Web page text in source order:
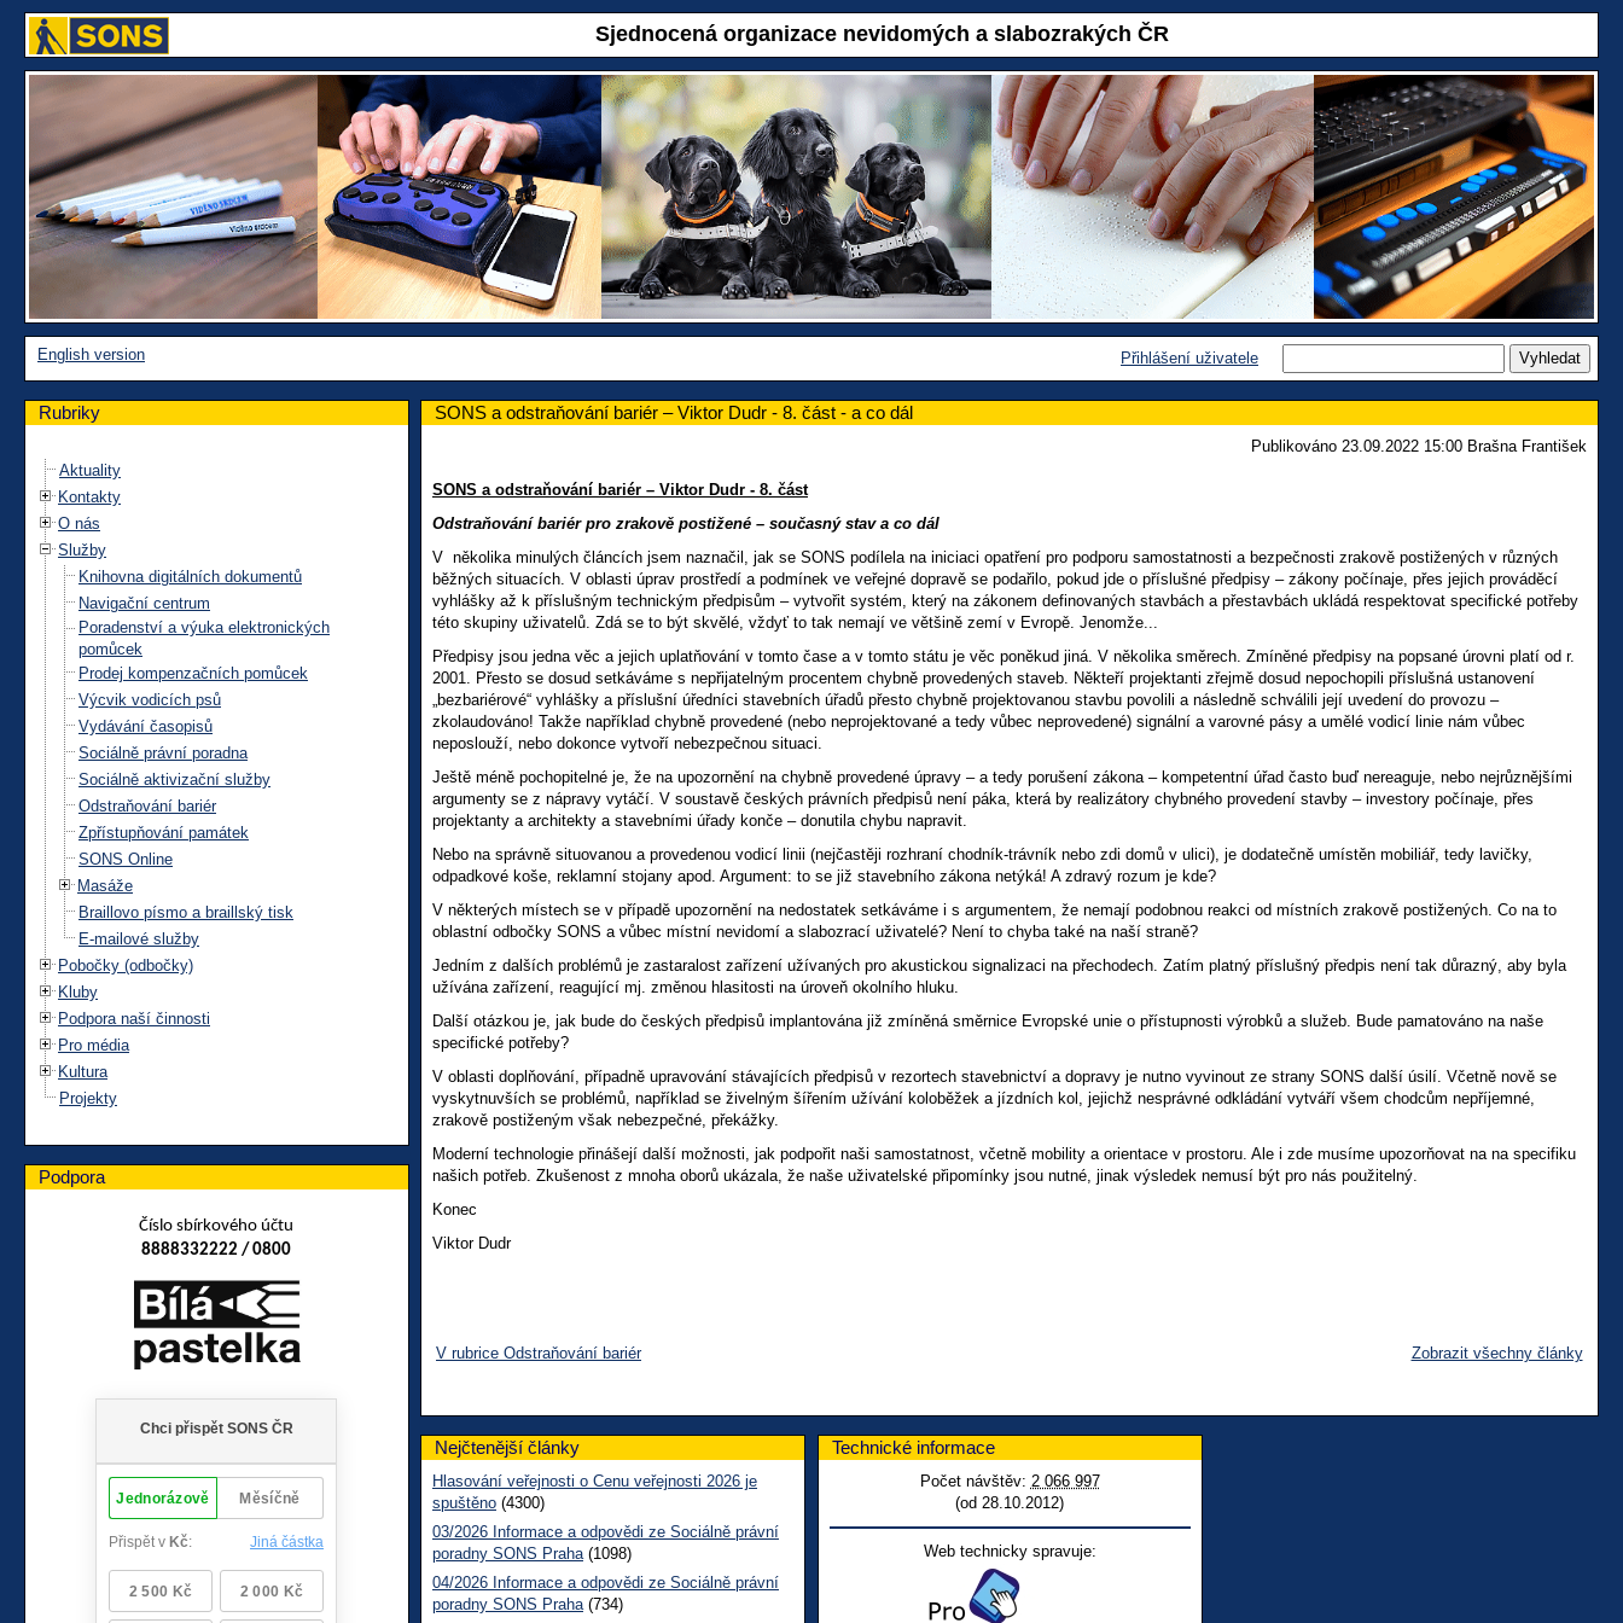
Sjednocená organizace nevidomých a slabozrakých ČR
English version Přihlášení uživatele
Rubriky
Aktuality
Kontakty
O nás
Služby
Knihovna digitálních dokumentů
Navigační centrum
Poradenství a výuka elektronických
pomůcek
Prodej kompenzačních pomůcek
Výcvik vodicích psů
Vydávání časopisů
Sociálně právní poradna
Sociálně aktivizační služby
Odstraňování bariér
Zpřístupňování památek
SONS Online
Masáže
Braillovo písmo a braillský tisk
E-mailové služby
Pobočky (odbočky)
Kluby
Podpora naší činnosti
Pro média
Kultura
Projekty
SONS a odstraňování bariér – Viktor Dudr - 8. část - a co dál
Publikováno 23.09.2022 15:00 Brašna František
SONS a odstraňování bariér – Viktor Dudr - 8. část
Odstraňování bariér pro zrakově postižené – současný stav a co dál
V několika minulých článcích jsem naznačil, jak se SONS podílela na iniciaci opatření pro podporu samostatnosti a bezpečnosti zrakově postižených v různých
běžných situacích. V oblasti úprav prostředí a podmínek ve veřejné dopravě se podařilo, pokud jde o příslušné předpisy – zákony počínaje, přes jejich prováděcí
vyhlášky až k příslušným technickým předpisům – vytvořit systém, který na zákonem definovaných stavbách a přestavbách ukládá respektovat specifické potřeby
této skupiny uživatelů. Zdá se to být skvělé, vždyť to tak nemají ve většině zemí v Evropě. Jenomže...
Předpisy jsou jedna věc a jejich uplatňování v tomto čase a v tomto státu je věc poněkud jiná. V několika směrech. Zmíněné předpisy na popsané úrovni platí od r.
2001. Přesto se dosud setkáváme s nepřijatelným procentem chybně provedených staveb. Někteří projektanti zřejmě dosud nepochopili příslušná ustanovení
„bezbariérové“ vyhlášky a příslušní úředníci stavebních úřadů přesto chybně projektovanou stavbu povolili a následně schválili její uvedení do provozu –
zkolaudováno! Takže například chybně provedené (nebo neprojektované a tedy vůbec neprovedené) signální a varovné pásy a umělé vodicí linie nám vůbec
neposlouží, nebo dokonce vytvoří nebezpečnou situaci.
Ještě méně pochopitelné je, že na upozornění na chybně provedené úpravy – a tedy porušení zákona – kompetentní úřad často buď nereaguje, nebo nejrůznějšími
argumenty se z nápravy vytáčí. V soustavě českých právních předpisů není páka, která by realizátory chybného provedení stavby – investory počínaje, přes
projektanty a architekty a stavebními úřady konče – donutila chybu napravit.
Nebo na správně situovanou a provedenou vodicí linii (nejčastěji rozhraní chodník-trávník nebo zdi domů v ulici), je dodatečně umístěn mobiliář, tedy lavičky,
odpadkové koše, reklamní stojany apod. Argument: to se již stavebního zákona netýká! A zdravý rozum je kde?
V některých místech se v případě upozornění na nedostatek setkáváme i s argumentem, že nemají podobnou reakci od místních zrakově postižených. Co na to
oblastní odbočky SONS a vůbec místní nevidomí a slabozrací uživatelé? Není to chyba také na naší straně?
Jedním z dalších problémů je zastaralost zařízení užívaných pro akustickou signalizaci na přechodech. Zatím platný příslušný předpis není tak důrazný, aby byla
užívána zařízení, reagující mj. změnou hlasitosti na úroveň okolního hluku.
Další otázkou je, jak bude do českých předpisů implantována již zmíněná směrnice Evropské unie o přístupnosti výrobků a služeb. Bude pamatováno na naše
specifické potřeby?
V oblasti doplňování, případně upravování stávajících předpisů v rezortech stavebnictví a dopravy je nutno vyvinout ze strany SONS další úsilí. Včetně nově se
vyskytnuvších se problémů, například se živelným šířením užívání koloběžek a jízdních kol, jejichž nesprávné odkládání vytváří všem chodcům nepříjemné,
zrakově postiženým však nebezpečné, překážky.
Moderní technologie přinášejí další možnosti, jak podpořit naši samostatnost, včetně mobility a orientace v prostoru. Ale i zde musíme upozorňovat na na specifiku
našich potřeb. Zkušenost z mnoha oborů ukázala, že naše uživatelské připomínky jsou nutné, jinak výsledek nemusí být pro nás použitelný.
Konec
Viktor Dudr
V rubrice Odstraňování bariér Zobrazit všechny články
Podpora
Číslo sbírkového účtu
8888332222 / 0800
Nejčtenější články
Hlasování veřejnosti o Cenu veřejnosti 2026 je
spuštěno (4300)
03/2026 Informace a odpovědi ze Sociálně právní
poradny SONS Praha (1098)
04/2026 Informace a odpovědi ze Sociálně právní
poradny SONS Praha (734)
Technické informace
Počet návštěv: 2 066 997
(od 28.10.2012)
Web technicky spravuje: